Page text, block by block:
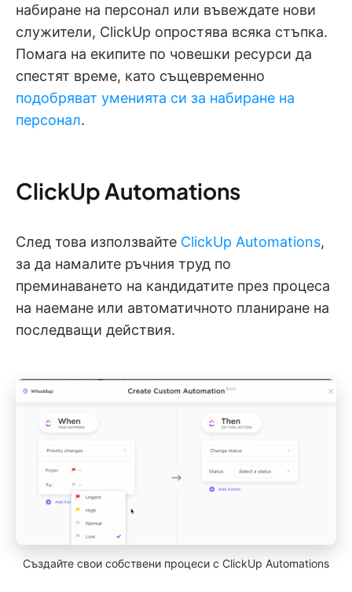
набиране на персонал или въвеждате нови
служители, ClickUp опростява всяка стъпка.
Помага на екипите по човешки ресурси да
спестят време, като същевременно
подобряват уменията си за набиране на
персонал.
ClickUp Automations
След това използвайте ClickUp Automations,
за да намалите ръчния труд по
преминаването на кандидатите през процеса
на наемане или автоматичното планиране на
последващи действия.
Създайте свои собствени процеси с ClickUp Automations